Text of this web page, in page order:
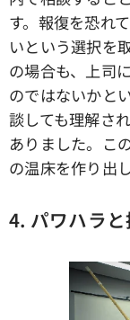
す。報復を恐れ
いという選択を
の場合も、上司
のではないかと
談しても理解さ
ありました。こ
の温床を作り出
4. パワハラ